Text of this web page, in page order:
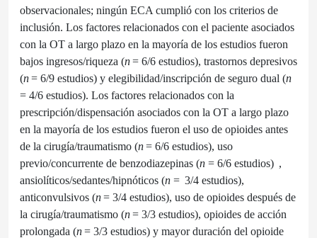
observacionales; ningún ECA cumplió con los criterios de
inclusión. Los factores relacionados con el paciente asociados
con la OT a largo plazo en la mayoría de los estudios fueron
bajos ingresos/riqueza (n= 6/6 estudios), trastornos depresivos
(n= 6/9 estudios) y elegibilidad/inscripción de seguro dual (n
= 4/6 estudios). Los factores relacionados con la
prescripción/dispensación asociados con la OT a largo plazo
en la mayoría de los estudios fueron el uso de opioides antes
de la cirugía/traumatismo (n= 6/6 estudios), uso
previo/concurrente de benzodiazepinas (n = 6/6 estudios) ,
ansiolíticos/sedantes/hipnóticos (n = 3/4 estudios),
anticonvulsivos (n= 3/4 estudios), uso de opioides después de
la cirugía/traumatismo (n= 3/3 estudios), opioides de acción
prolongada (n= 3/3 estudios) y mayor duración del opioide